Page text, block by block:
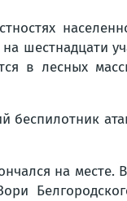
шестнадцати
в лесных
беспилотник
на месте.